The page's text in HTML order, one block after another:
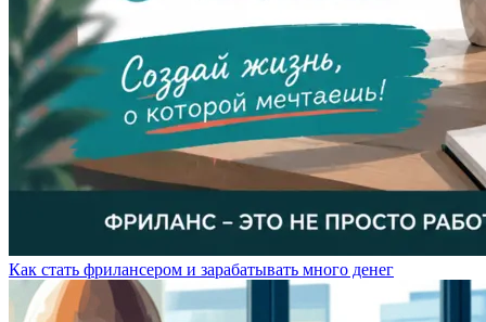
Как стать фрилансером и зарабатывать много денег